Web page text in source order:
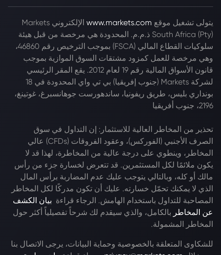
يتولى تشغيل موقع www.markets.com
الإلكتروني Markets
South Africa (Pty) ذ.م.م. المحدودة هي مرخصة من قبل هيئة
سلوكيات القطاع المالي (FSCA) بموجب الترخيص رقم 46860،
وهي مرخصة للعمل كمزود مشتقات السوق الموازية بموجب
قانون الأسواق المالية رقم 19 لعام 2012. يقع المقر الرئيسي
لشركة Markets (جنوب إفريقيا) بي تي واي المحدودة في 18
بونداري بليس، طريق ريفونيا، ساندهورست جوهانسبرغ، غوتينغ،
2196، جنوب أفريقيا
تحذير من المخاطر العالية للاستثمار: إن التداول في سوق
الصرف الأجنبي (الفوركس)، وعقود الفروقات (CFDs) عالي
المخاطر، وينطوي على درجة عالية من المخاطرة، لهذا قد لا
يكون ملائمًا لكل المستثمرين. قد تتعرض لخسارة جزء من رأس
مالك أو كله، وبالتالي يتوجب عليك عدم المضاربة برأس المال
الذي لا يمكنك تحمّل خسارته. عليك أن تكون مدركًا لكل المخاطر
المصاحبة للتداول باستخدام الهامش. الرجاء قراءة بيان الكشف
عن المخاطر بالكامل، والذي سيقدم لك شرحاً تفصيلياً أكثر حول
المخاطر المشمولة.
للشكاوى المتعلقة بالخصوصية وحماية البيانات، يرجى الاتصال بنا